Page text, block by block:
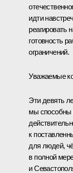
идти
реагировать
готовность
ограничений.
Уважаемые
Эти девять
мы способны
к
для людей,
в полной
и